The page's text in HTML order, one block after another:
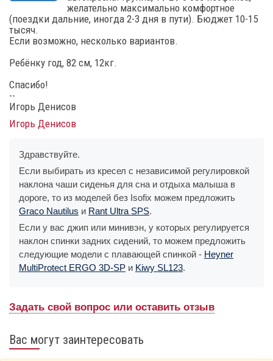
желательно максимально комфортное
(поездки дальние, иногда 2-3 дня в пути). Бюджет 10-15
тысяч.
Если возможно, несколько вариантов.
Ребёнку год, 82 см, 12кг.
Спасибо!
--
Игорь Денисов
Игорь Денисов
Здравствуйте.
Если выбирать из кресел с независимой регулировкой
наклона чаши сиденья для сна и отдыха малыша в
дороге, то из моделей без Isofix можем предложить
Graco Nautilus и Rant Ultra SPS.
Если у вас джип или минивэн, у которых регулируется
наклон спинки задних сидений, то можем предложить
следующие модели с плавающей спинкой - Heyner
MultiProtect ERGO 3D-SP и Kiwy SL123.
Задать свой вопрос или оставить отзыв
Вас могут заинтересовать